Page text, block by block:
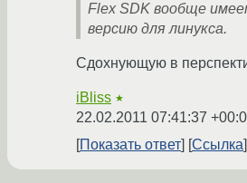
Flex SDK вообще
версию для линукса.
Сдохнующую в
iBliss ★
22.02.2011 07:41:37
Показать ответ
Ссылка